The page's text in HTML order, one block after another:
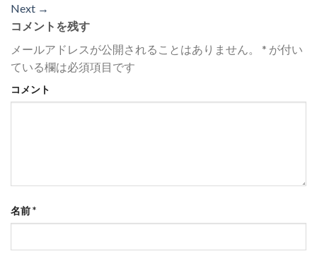
Next →
コメントを残す
メールアドレスが公開されることはありません。
* が付い
ている欄は必須項目です
コメント
名前*